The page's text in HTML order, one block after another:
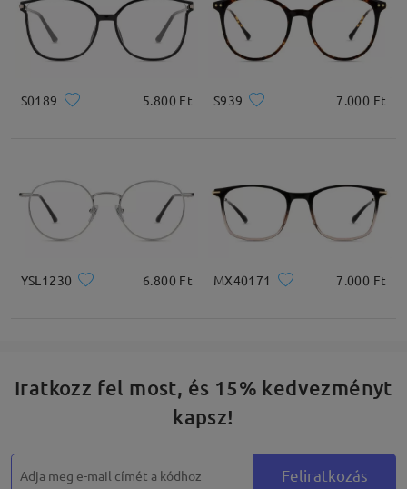
S0189 5.800 Ft S939 7.000 Ft
YSL1230 6.800 Ft MX40171 7.000 Ft
Iratkozz fel most, és 15% kedvezményt
kapsz!
Feliratkozás